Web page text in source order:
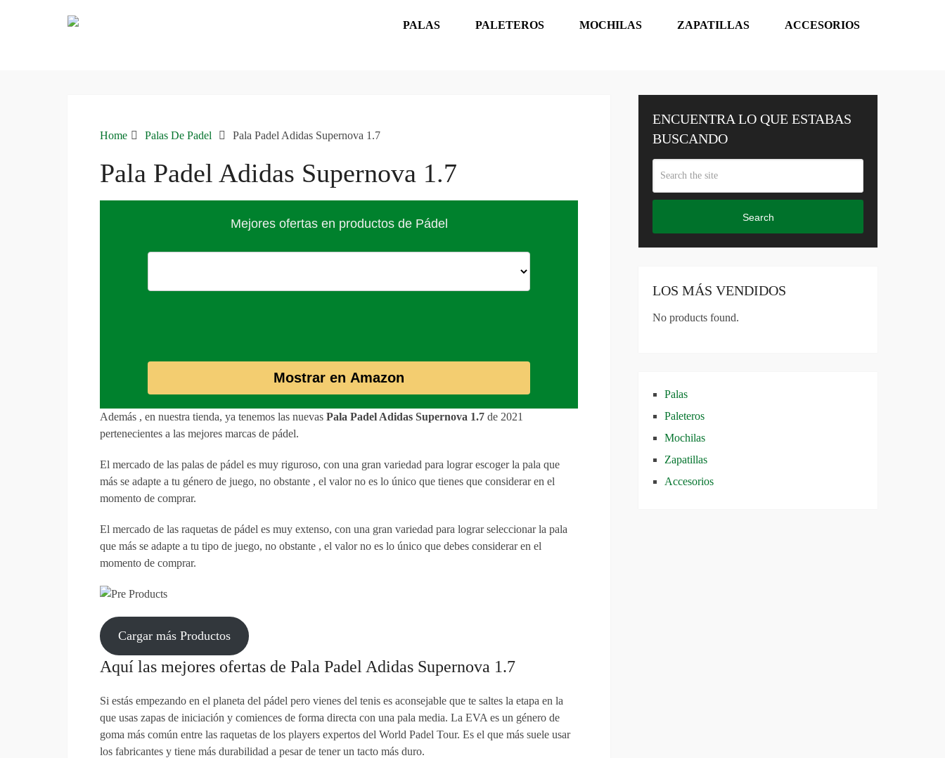
PALAS PALETEROS MOCHILAS ZAPATILLAS ACCESORIOS
Home Palas De Padel Pala Padel Adidas Supernova 1.7
Pala Padel Adidas Supernova 1.7
Mejores ofertas en productos de Pádel
Mostrar en Amazon
Además , en nuestra tienda, ya tenemos las nuevas Pala Padel Adidas Supernova 1.7 de 2021
pertenecientes a las mejores marcas de pádel.
El mercado de las palas de pádel es muy riguroso, con una gran variedad para lograr escoger la pala que
más se adapte a tu género de juego, no obstante , el valor no es lo único que tienes que considerar en el
momento de comprar.
El mercado de las raquetas de pádel es muy extenso, con una gran variedad para lograr seleccionar la pala
que más se adapte a tu tipo de juego, no obstante , el valor no es lo único que debes considerar en el
momento de comprar.
Cargar más Productos
Aquí las mejores ofertas de Pala Padel Adidas Supernova 1.7
Si estás empezando en el planeta del pádel pero vienes del tenis es aconsejable que te saltes la etapa en la
que usas zapas de iniciación y comiences de forma directa con una pala media. La EVA es un género de
goma más común entre las raquetas de los players expertos del World Padel Tour. Es el que más suele usar
los fabricantes y tiene más durabilidad a pesar de tener un tacto más duro.
ENCUENTRA LO QUE ESTABAS
BUSCANDO
Search
LOS MÁS VENDIDOS
No products found.
Palas
Paleteros
Mochilas
Zapatillas
Accesorios